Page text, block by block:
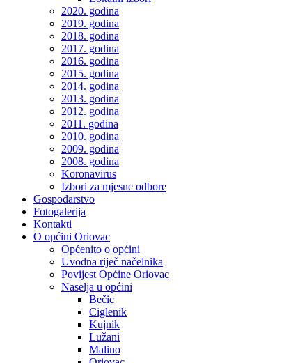
2020. godina
2019. godina
2018. godina
2017. godina
2016. godina
2015. godina
2014. godina
2013. godina
2012. godina
2011. godina
2010. godina
2009. godina
2008. godina
Koronavirus
Izbori za mjesne odbore
Gospodarstvo
Fotogalerija
Kontakti
O općini Oriovac
Općenito o općini
Uvodna riječ načelnika
Povijest Općine Oriovac
Naselja u općini
Bečic
Ciglenik
Kujnik
Lužani
Malino